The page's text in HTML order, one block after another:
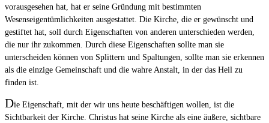
vorausgesehen hat, hat er seine Gründung mit bestimmten
Wesenseigentümlichkeiten ausgestattet. Die Kirche, die er gewünscht und
gestiftet hat, soll durch Eigenschaften von anderen unterschieden werden,
die nur ihr zukommen. Durch diese Eigenschaften sollte man sie
unterscheiden können von Splittern und Spaltungen, sollte man sie erkennen
als die einzige Gemeinschaft und die wahre Anstalt, in der das Heil zu
finden ist.
Die Eigenschaft, mit der wir uns heute beschäftigen wollen, ist die
Sichtbarkeit der Kirche. Christus hat seine Kirche als eine äußere, sichtbare